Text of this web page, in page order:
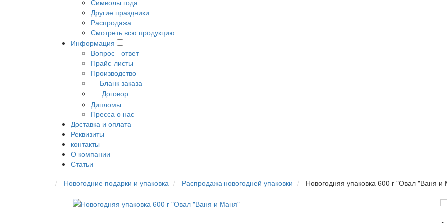
Символы года
Другие праздники
Распродажа
Смотреть всю продукцию
Информация
Вопрос - ответ
Прайс-листы
Производство
Бланк заказа
Договор
Дипломы
Пресса о нас
Доставка и оплата
Реквизиты
контакты
О компании
Статьи
Новогодние подарки и упаковка
Распродажа новогодней упаковки Новогодняя упаковка 600 г "Овал "Ваня и